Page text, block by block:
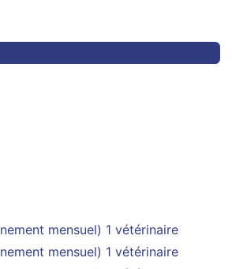
mensuel) 1 vétérinaire
mensuel) 1 vétérinaire